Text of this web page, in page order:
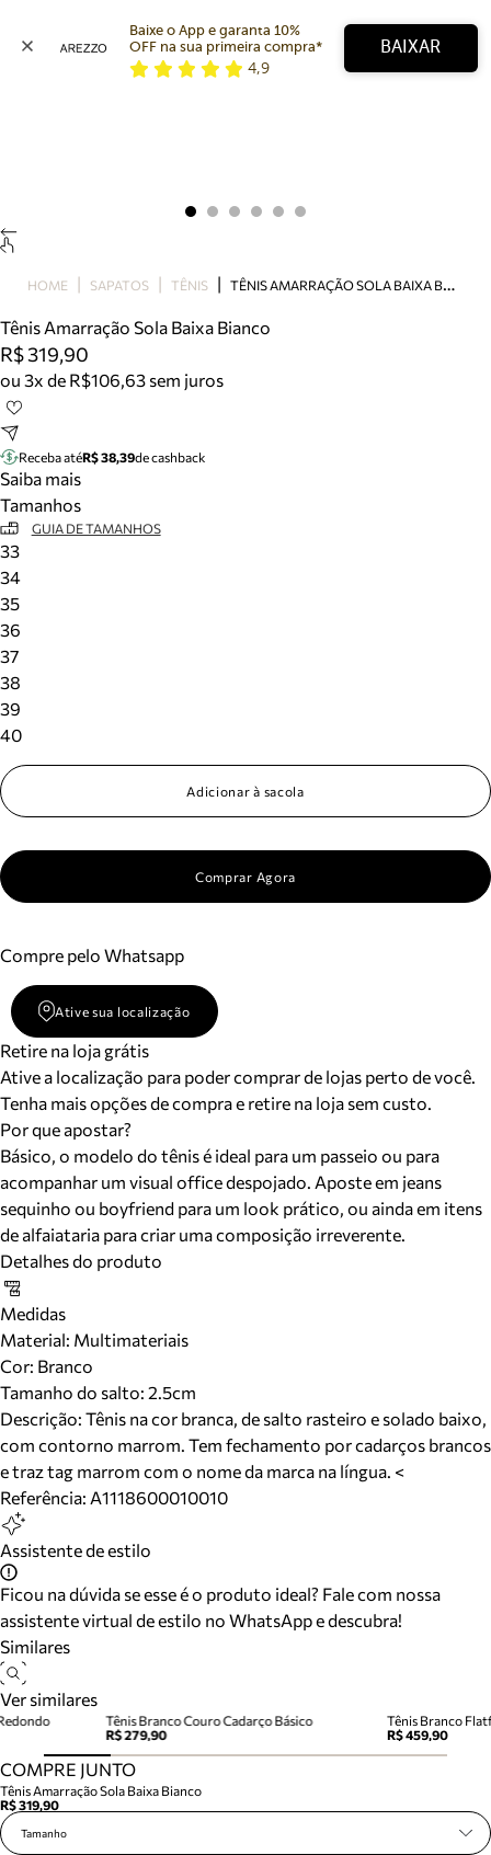
Bolsa
Tamanco
Tênis
Mule
Tire dúvidas sobre pedidos, devoluções e mais.
Meus pedidos
Acompanhe seus pedidos e solicite devoluções.
Baixe o App e garanta 10%
OFF na sua primeira compra*
4,9
BAIXAR
HOME SAPATOS TÊNIS T
ÊNIS AMARRAÇÃO SOLA BAIXA BIANCO
Tênis Amarração Sola Baixa Bianco
R$ 319,90
ou 3x de R$106,63 sem juros
Receba atéR$ 38,39de cashback
Saiba mais
Tamanhos
GUIA DE TAMANHOS
33
34
35
36
37
38
39
40
Adicionar à sacola
Comprar Agora
Compre pelo Whatsapp
Ative sua localização
Retire na loja grátis
Ative a localização para poder comprar de lojas perto de você.
Tenha mais opções de compra e retire na loja sem custo.
Por que apostar?
Básico, o modelo do tênis é ideal para um passeio ou para
acompanhar um visual office despojado. Aposte em jeans
sequinho ou boyfriend para um look prático, ou ainda em itens
de alfaiataria para criar uma composição irreverente.
Detalhes do produto
Medidas
Material: Multimateriais
Cor: Branco
Tamanho do salto: 2.5cm
Descrição: Tênis na cor branca, de salto rasteiro e solado baixo,
com contorno marrom. Tem fechamento por cadarços brancos
e traz tag marrom com o nome da marca na língua. <
Referência: A1118600010010
Assistente de estilo
Ficou na dúvida se esse é o produto ideal? Fale com nossa
assistente virtual de estilo no WhatsApp e descubra!
Similares
Ver similares
Tênis Branco Couro Cadarço Básico
R$ 279,90
Tênis Branco
R$ 459,90
COMPRE JUNTO
Tênis Amarração Sola Baixa Bianco
R$ 319,90
Tamanho